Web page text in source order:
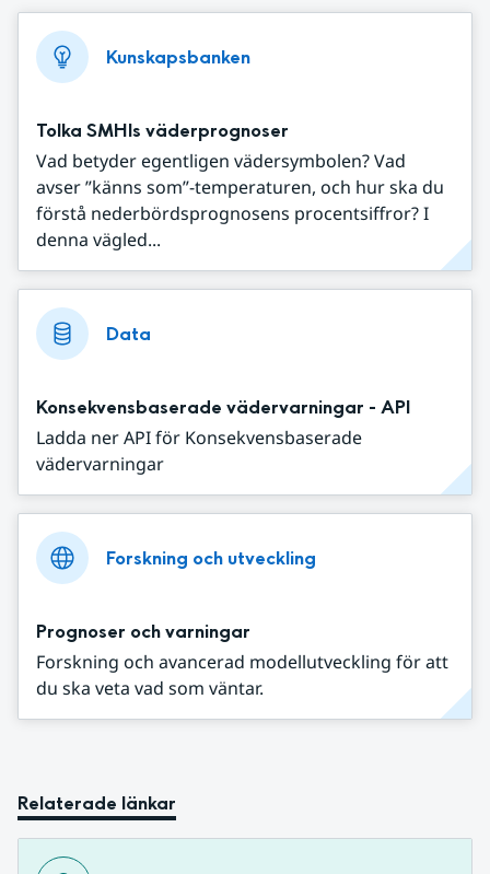
Kunskapsbanken
Tolka SMHIs väderprognoser
Vad betyder egentligen vädersymbolen? Vad
avser ”känns som”-temperaturen, och hur ska du
förstå nederbördsprognosens procentsiffror? I
denna vägled...
Data
Konsekvensbaserade vädervarningar - API
Ladda ner API för Konsekvensbaserade
vädervarningar
Forskning och utveckling
Prognoser och varningar
Forskning och avancerad modellutveckling för att
du ska veta vad som väntar.
Relaterade länkar